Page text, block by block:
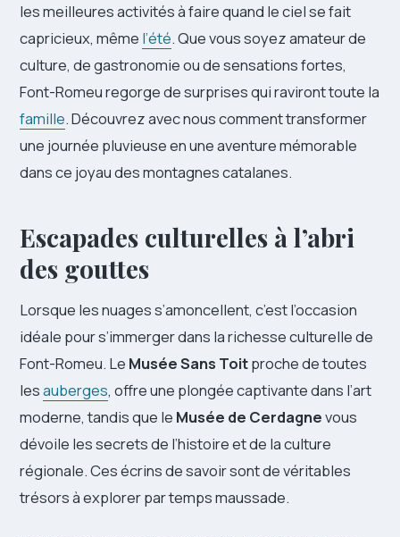
les meilleures activités à faire quand le ciel se fait
capricieux, même l’été. Que vous soyez amateur de
culture, de gastronomie ou de sensations fortes,
Font-Romeu regorge de surprises qui raviront toute la
famille. Découvrez avec nous comment transformer
une journée pluvieuse en une aventure mémorable
dans ce joyau des montagnes catalanes.
Escapades culturelles à l’abri
des gouttes
Lorsque les nuages s’amoncellent, c’est l’occasion
idéale pour s’immerger dans la richesse culturelle de
Font-Romeu. Le Musée Sans Toitproche de toutes
lesauberges, offre une plongée captivante dans l’art
moderne, tandis que le Musée de Cerdagnevous
dévoile les secrets de l’histoire et de la culture
régionale. Ces écrins de savoir sont de véritables
trésors à explorer par temps maussade.